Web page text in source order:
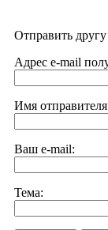
Отправить
Адрес e-mail
Имя
Ваш e-mail:
Тема: